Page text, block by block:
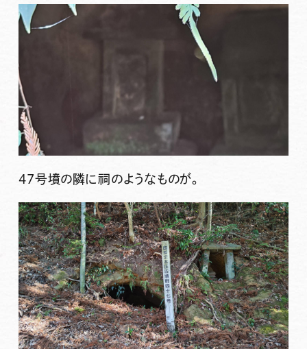
47号墳の隣に祠のようなものが。